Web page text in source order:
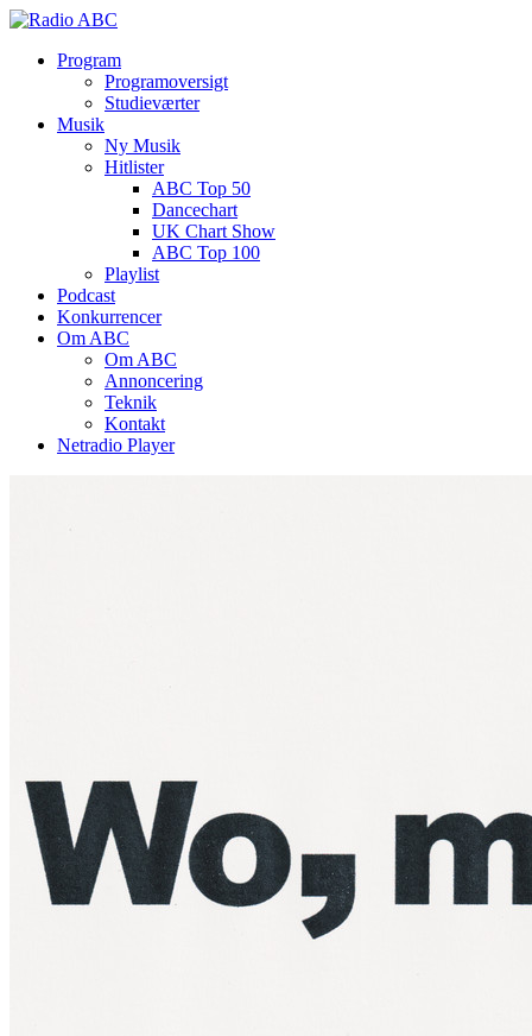
Program
Programoversigt
Studieværter
Musik
Ny Musik
Hitlister
ABC Top 50
Dancechart
UK Chart Show
ABC Top 100
Playlist
Podcast
Konkurrencer
Om ABC
Om ABC
Annoncering
Teknik
Kontakt
Netradio Player